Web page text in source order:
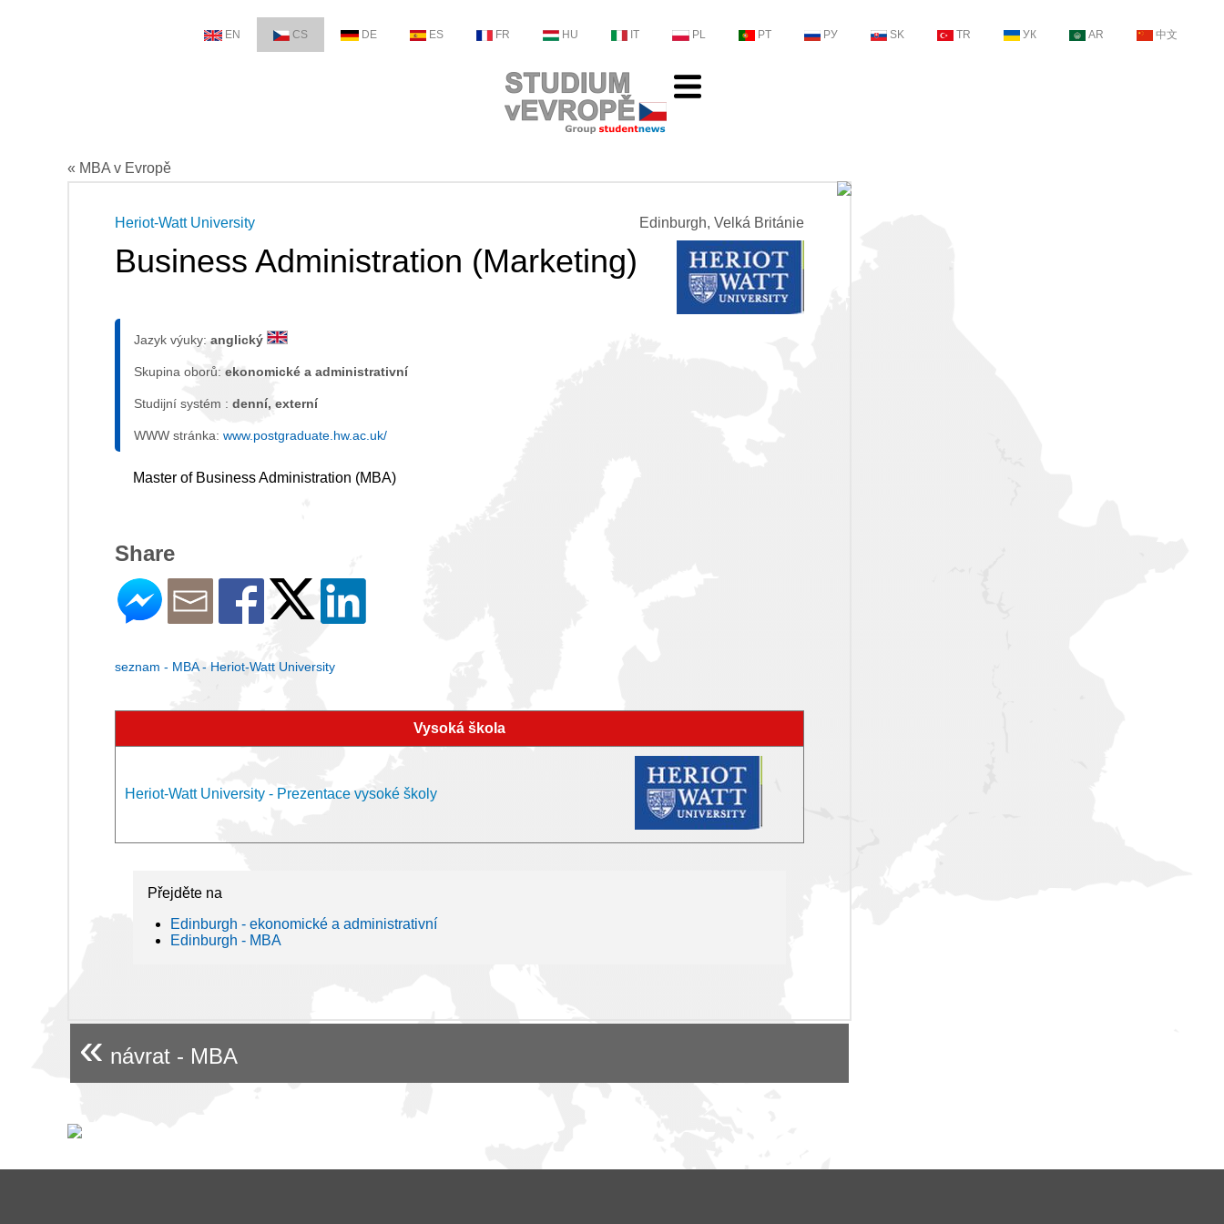
EN CS DE ES FR HU IT PL PT РУ SK TR УК AR 中文
« MBA v Evropě
Edinburgh, Velká Británie
Heriot-Watt University
Business Administration (Marketing)
Jazyk výuky: anglický
Skupina oborů: ekonomické a administrativní
Studijní systém : denní, externí
WWW stránka: www.postgraduate.hw.ac.uk/
Master of Business Administration (MBA)
Share
seznam - MBA - Heriot-Watt University
Vysoká škola
Heriot-Watt University - Prezentace vysoké školy
Přejděte na
Edinburgh - ekonomické a administrativní
Edinburgh - MBA
« návrat - MBA